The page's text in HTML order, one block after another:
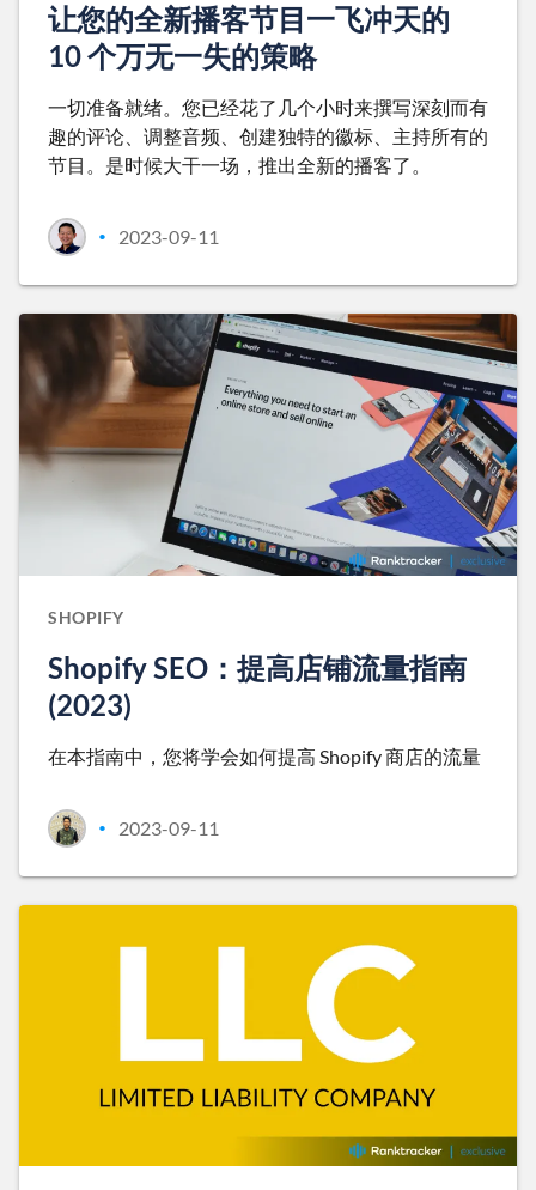
让您的全新播客节目一飞冲天的
10 个万无一失的策略
一切准备就绪。您已经花了几个小时来撰写深刻而有
趣的评论、调整音频、创建独特的徽标、主持所有的
节目。是时候大干一场，推出全新的播客了。
• 2023-09-11
SHOPIFY
Shopify SEO：提高店铺流量指南
(2023)
在本指南中，您将学会如何提高 Shopify 商店的流量
• 2023-09-11